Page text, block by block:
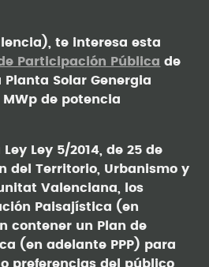
te interesa esta
Participación Pública de
Solar Genergia
MWp de potencia
Ley 5/2014, de 25 de
del Territorio, Urbanismo y
Valenciana, los
Paisajística (en
contener un Plan de
(en adelante PPP) para
preferencias del público